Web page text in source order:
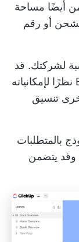
أيضًا مساحة
أو رقم
لشركتك. قد
تفضل بعض الشركات تنسيق Excel نظرًا لإمكانياته
تنسيق
بالمتطلبات
وقد يتضمن